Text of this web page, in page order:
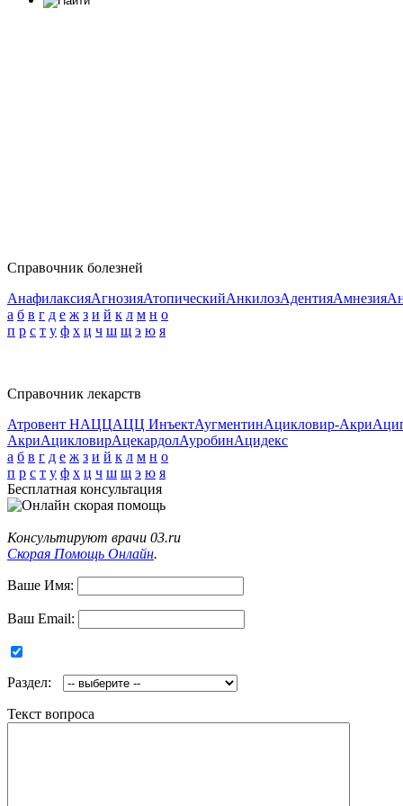
Справочник болезней
АнафилаксияАгнозияАтопическийАнкилозАдентияАмнезия
а б в г д е ж з и й к л м н о
п р с т у ф х ц ч ш щ э ю я
Справочник лекарств
Атровент НАЦЦАЦЦ ИнъектАугментинАцикловир-Акри
АкриАцикловирАцекардолАуробинАцидекс
а б в г д е ж з и й к л м н о
п р с т у ф х ц ч ш щ э ю я
Бесплатная консультация
Консультируют врачи 03.ru
Скорая Помощь Онлайн.
Ваше Имя:
Ваш Email:
Раздел:
Текст вопроса